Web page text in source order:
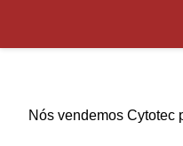
Nós vendemos Cytotec